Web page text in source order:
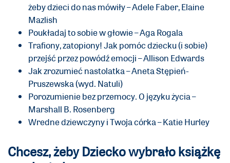
żeby dzieci do nas mówiły – Adele Faber, Elaine
Mazlish
Poukładaj to sobie w głowie – Aga Rogala
Trafiony, zatopiony! Jak pomóc dziecku (i sobie)
przejść przez powódź emocji – Allison Edwards
Jak zrozumieć nastolatka – Aneta Stępień-
Pruszewska (wyd. Natuli)
Porozumienie bez przemocy. O języku życia –
Marshall B. Rosenberg
Wredne dziewczyny i Twoja córka – Katie Hurley
Chcesz, żeby Dziecko wybrało książkę